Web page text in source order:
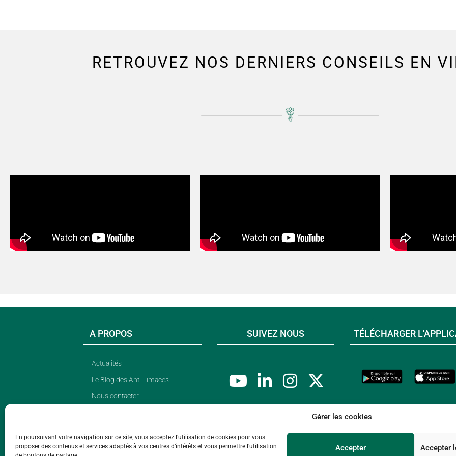
Gérer les cookies
En poursuivant votre navigation sur ce site, vous acceptez l’utilisation de cookies pour vous
proposer des contenus et services adaptés à vos centres d’intérêts et vous permettre l’utilisation
Accepter Accepter
RETROUVEZ NOS DERNIERS CONSEILS EN
A PROPOS
Actualités
Le Blog des Anti-Limaces
Nous contacter
professionnels
SUIVEZ NOUS TÉLÉCHARGER